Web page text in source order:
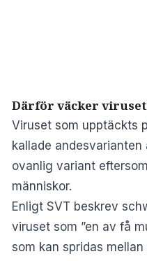
Därför väcker
Viruset som upptäckts
kallade
ovanlig variant
människor.
Enligt SVT beskrev
viruset som ”en av få
som kan spridas mellan